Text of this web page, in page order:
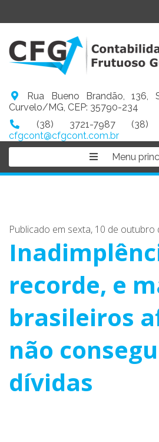
Rua Bueno Brandão,
Curvelo/MG, CEP: 35790-234
(38) 3721-7987
cfgcont@cfgcont.com.br
Menu
Publicado em sexta, 10 de outubro
recorde, e
brasileiros
não
dívidas